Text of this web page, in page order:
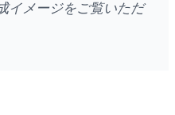
イメージをご覧いただ